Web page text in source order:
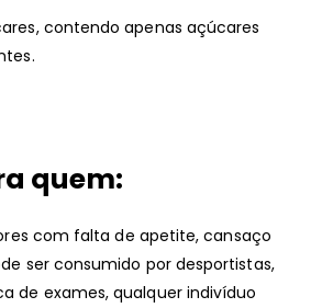
contendo apenas açúcares
quem:
com falta de apetite, cansaço
ser consumido por desportistas,
de exames, qualquer indivíduo